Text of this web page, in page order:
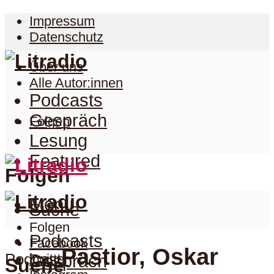
Impressum
Datenschutz
Über uns
Alle Autor:innen
Folgen
Folgen
Folgen
Facebook
Twitter
Podcasts
Gespräch
Lesung
Featured
Menu
Suche
Suche
Podcasts
Gespräch
PodcastPastior, Oskar